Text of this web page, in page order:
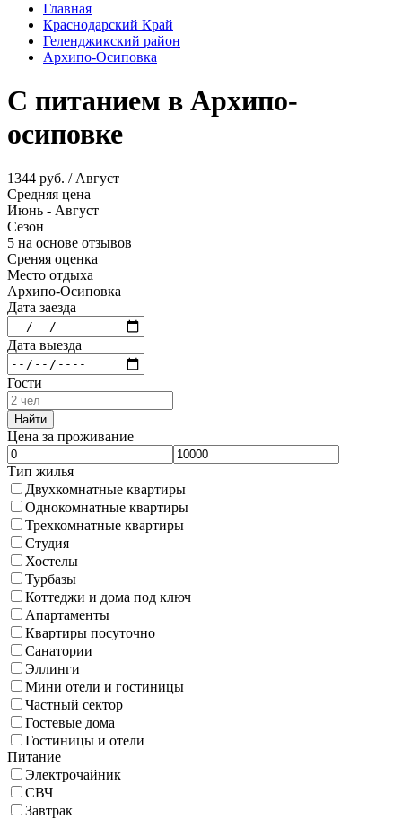
Главная
Краснодарский Край
Геленджикский район
Архипо-Осиповка
С питанием в Архипо-
осиповке
1344 руб. / Август
Средняя цена
Июнь - Август
Сезон
5 на основе отзывов
Среняя оценка
Место отдыха
Архипо-Осиповка
Дата заезда
Дата выезда
Гости
Найти
Цена за проживание
Тип жилья
Двухкомнатные квартиры
Однокомнатные квартиры
Трехкомнатные квартиры
Студия
Хостелы
Турбазы
Коттеджи и дома под ключ
Апартаменты
Квартиры посуточно
Санатории
Эллинги
Мини отели и гостиницы
Частный сектор
Гостевые дома
Гостиницы и отели
Питание
Электрочайник
СВЧ
Завтрак